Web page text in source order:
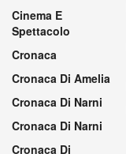
Cinema E
Spettacolo
Cronaca
Cronaca Di Amelia
Cronaca Di Narni
Cronaca Di Narni
Cronaca Di